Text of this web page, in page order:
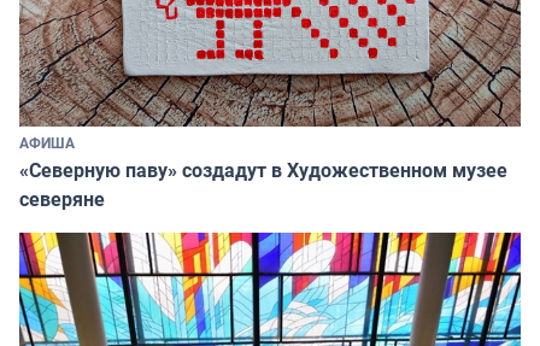
АФИША
«Северную паву» создадут в Художественном музее
северяне